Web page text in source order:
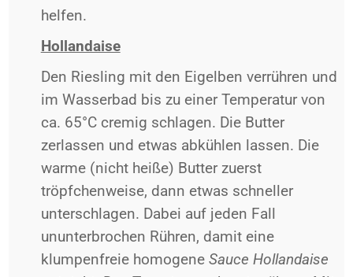
helfen.
Hollandaise
Den Riesling mit den Eigelben verrühren und
im Wasserbad bis zu einer Temperatur von
ca. 65°C cremig schlagen. Die Butter
zerlassen und etwas abkühlen lassen. Die
warme (nicht heiße) Butter zuerst
tröpfchenweise, dann etwas schneller
unterschlagen. Dabei auf jeden Fall
ununterbrochen Rühren, damit eine
klumpenfreie homogene Sauce Hollandaise